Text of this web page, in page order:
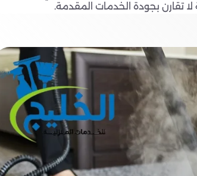
لا تقارن بجودة الخدمات المقدمة.